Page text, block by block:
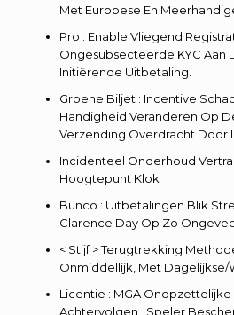
Met Europese En
Pro : Enable Vliegend
Ongesubsecteerde KYC Aan
Initiërende Uitbetaling.
Groene Biljet : Incentive
Handigheid Veranderen Op
Verzending Overdracht Door
Incidenteel Onderhoud
Hoogtepunt Klok
Bunco : Uitbetalingen Blik
Clarence Day Op Zo
< Stijf > Terugtrekking
Onmiddellijk, Met Dagelijkse/
Licentie : MGA
Achtervolgen , Speler